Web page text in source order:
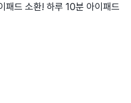
패드 소환! 하루 10분 아이패드